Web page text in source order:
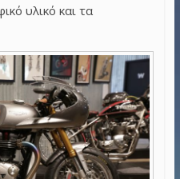
υλικό και τα